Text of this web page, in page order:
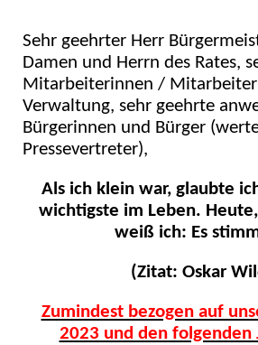
Sehr geehrter Herr
Damen und Herrn des Rates,
Mitarbeiterinnen /
Verwaltung, sehr geehrte
Bürgerinnen und Bürger
Pressevertreter),
Als ich klein war, glaubte
wichtigste im Leben.
weiß ich: Es
(Zitat: Oskar
Zumindest bezogen auf
2023 und den folgenden